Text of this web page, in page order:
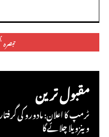
تبصرہ:
مقبول ترین
ٹرمپ کا اعلان: مادورو کی
وینزویلا چلائے گا